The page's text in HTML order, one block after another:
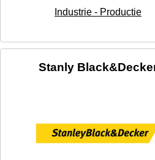
Industrie - Productie
Stanly